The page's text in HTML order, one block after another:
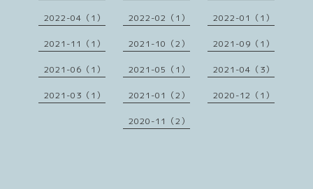
2022-04（1） 2022-02（1） 2022-01（1）
2021-11（1） 2021-10（2） 2021-09（1）
2021-06（1） 2021-05（1） 2021-04（3）
2021-03（1） 2021-01（2） 2020-12（1）
2020-11（2）